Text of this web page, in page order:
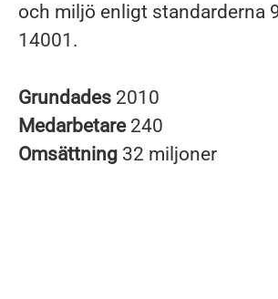
och miljö enligt standarderna
14001.
Grundades 2010
Medarbetare 240
Omsättning 32 miljoner